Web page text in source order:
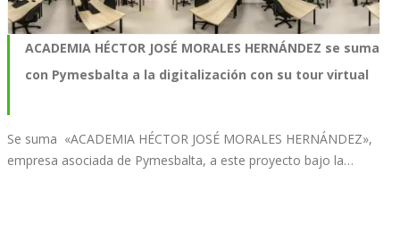
ACADEMIA HÉCTOR JOSÉ MORALES HERNÁNDEZ se suma
con Pymesbalta a la digitalización con su tour virtual
Se suma «ACADEMIA HÉCTOR JOSÉ MORALES HERNÁNDEZ»,
empresa asociada de Pymesbalta, a este proyecto bajo la…